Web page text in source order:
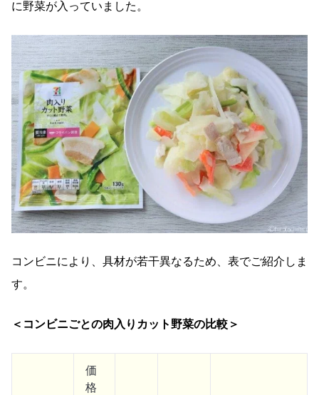
に野菜が入っていました。
コンビニにより、具材が若干異なるため、表でご紹介しま
す。
＜コンビニごとの肉入りカット野菜の比較＞
価
格